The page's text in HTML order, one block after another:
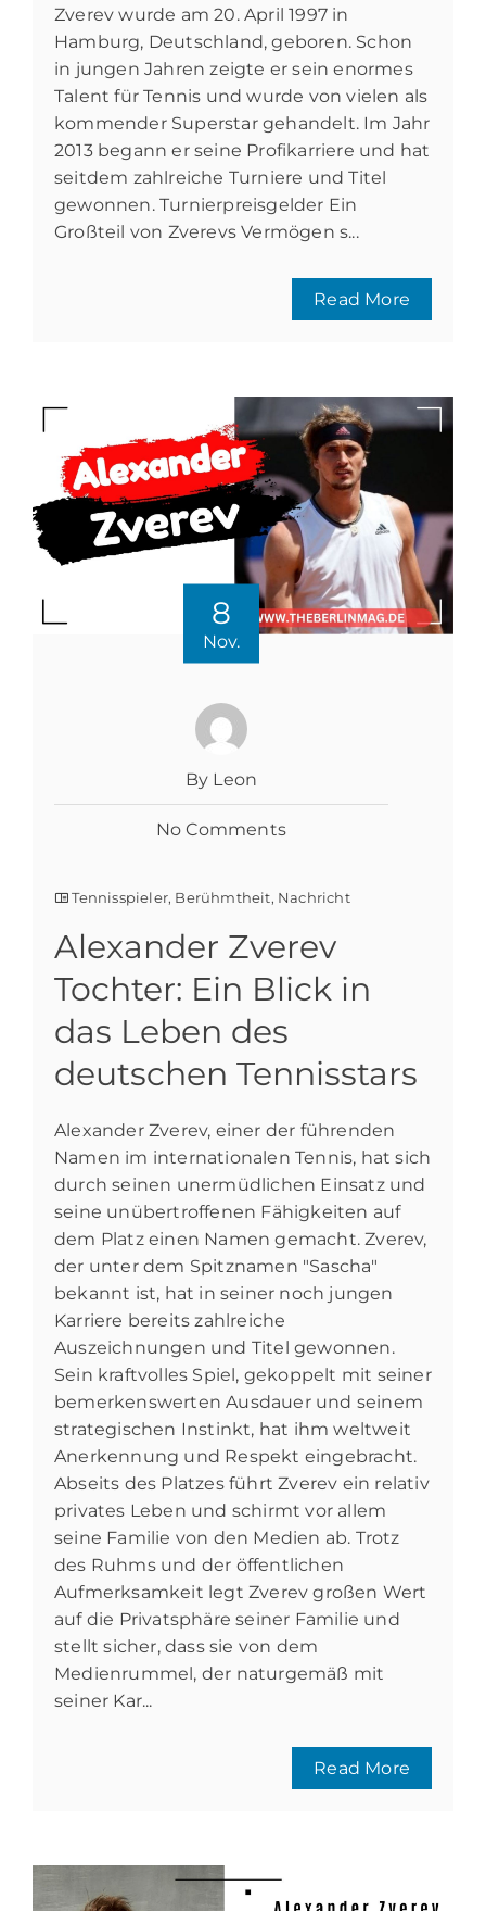
Zverev wurde am 20. April 1997 in
Hamburg, Deutschland, geboren. Schon
in jungen Jahren zeigte er sein enormes
Talent für Tennis und wurde von vielen als
kommender Superstar gehandelt. Im Jahr
2013 begann er seine Profikarriere und hat
seitdem zahlreiche Turniere und Titel
gewonnen. Turnierpreisgelder Ein
Großteil von Zverevs Vermögen s...
Read More
8
Nov.
By Leon
No Comments
Tennisspieler, Berühmtheit, Nachricht
Alexander Zverev
Tochter: Ein Blick in
das Leben des
deutschen Tennisstars
Alexander Zverev, einer der führenden
Namen im internationalen Tennis, hat sich
durch seinen unermüdlichen Einsatz und
seine unübertroffenen Fähigkeiten auf
dem Platz einen Namen gemacht. Zverev,
der unter dem Spitznamen "Sascha"
bekannt ist, hat in seiner noch jungen
Karriere bereits zahlreiche
Auszeichnungen und Titel gewonnen.
Sein kraftvolles Spiel, gekoppelt mit seiner
bemerkenswerten Ausdauer und seinem
strategischen Instinkt, hat ihm weltweit
Anerkennung und Respekt eingebracht.
Abseits des Platzes führt Zverev ein relativ
privates Leben und schirmt vor allem
seine Familie von den Medien ab. Trotz
des Ruhms und der öffentlichen
Aufmerksamkeit legt Zverev großen Wert
auf die Privatsphäre seiner Familie und
stellt sicher, dass sie von dem
Medienrummel, der naturgemäß mit
seiner Kar...
Read More